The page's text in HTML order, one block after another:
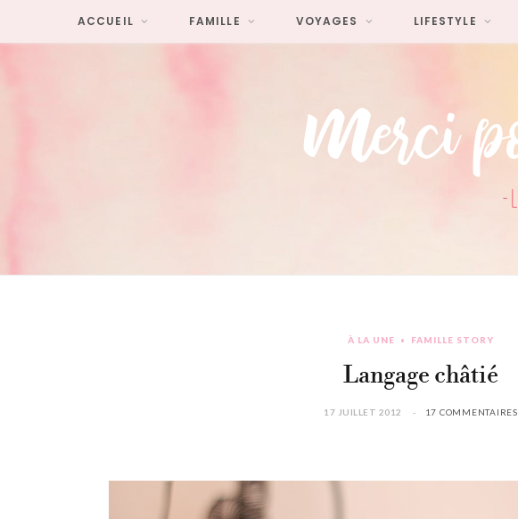
ACCUEIL FAMILLE VOYAGES LIFESTYLE
À LA UNE FAMILLE STORY
Langage châtié
17 JUILLET 2012 17 COMMENTAIRES